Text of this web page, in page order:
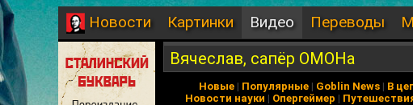
Новости Картинки Видео Переводы
Вячеслав, сапёр ОМОНа
Новые | Популярные | Goblin News | В
Новости науки | Опергеймер |